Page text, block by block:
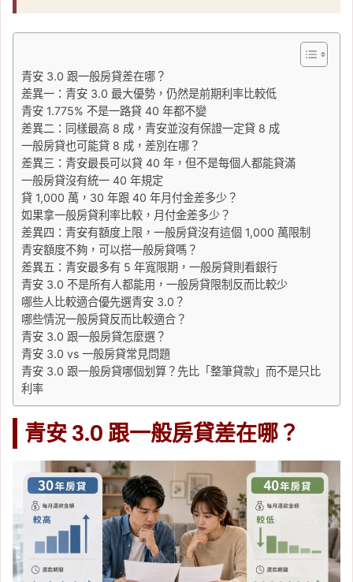
青安 3.0 跟一般房貸差在哪？
差異一：青安 3.0 最大優勢，仍然是前期利率比較低
青安 1.775% 不是一路貸 40 年都不變
差異二：同樣最高 8 成，青安並沒有保證一定貸 8 成
一般房貸也可能貸 8 成，差別在哪？
差異三：青安最長可以貸 40 年，但不是每個人都能貸滿
一般房貸沒有統一 40 年規定
貸 1,000 萬，30 年跟 40 年月付金差多少？
如果拿一般房貸利率比較，月付金差多少？
差異四：青安有額度上限，一般房貸沒有這個 1,000 萬限制
青安額度不夠，可以搭一般房貸嗎？
差異五：青安最多有 5 年寬限期，一般房貸則看銀行
青安 3.0 不是所有人都能用，一般房貸限制反而比較少
哪些人比較適合優先選青安 3.0？
哪些情況一般房貸反而比較適合？
青安 3.0 跟一般房貸怎麼選？
青安 3.0 vs 一般房貸常見問題
青安 3.0 跟一般房貸哪個划算？先比「整筆貸款」而不是只比
利率
青安 3.0 跟一般房貸差在哪？